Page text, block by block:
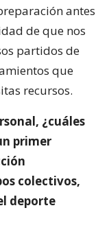
antes
de que nos
partidos de
que
recursos.
¿cuáles
primer
colectivos,
deporte